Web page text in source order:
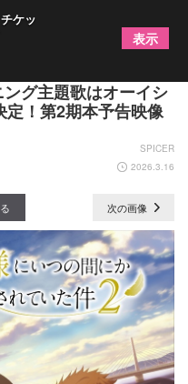
つの間にか駄目人間
グ主題歌はオーイシ
！第2期本予告映像
SPICER
2026.3.16
次の画像
ケッ
表示